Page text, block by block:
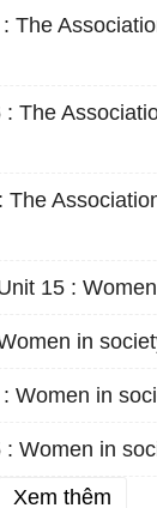
The
The
The
15 :
in
Women in
Women in
Xem thêm